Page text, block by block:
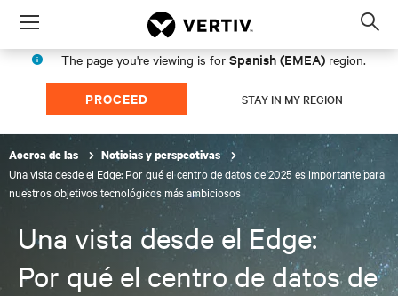
Menu
The page you're viewing is for Spanish (EMEA) region.
PROCEED STAY IN MY REGION
Acerca de las Noticias y perspectivas
Una vista desde el Edge: Por qué el centro de datos de 2025 es importante para
nuestros objetivos tecnológicos más ambiciosos
Una vista desde el Edge:
Por qué el centro de datos de